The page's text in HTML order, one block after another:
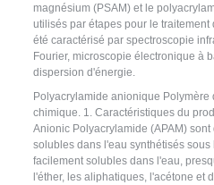
magnésium (PSAM) et le
utilisés par étapes pour le
été caractérisé par spectroscopie
Fourier, microscopie électronique à
dispersion d'énergie.
Polyacrylamide anionique
chimique. 1. Caractéristiques du
Anionic Polyacrylamide (APAM)
solubles dans l'eau synthétisés
facilement solubles dans l'eau,
l'éther, les aliphatiques, l'acétone et